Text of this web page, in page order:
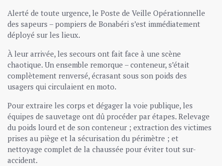
Alerté de toute urgence, le Poste de Veille Opérationnelle
des sapeurs – pompiers de Bonabéri s’est immédiatement
déployé sur les lieux.
À leur arrivée, les secours ont fait face à une scène
chaotique. Un ensemble remorque – conteneur, s’était
complètement renversé, écrasant sous son poids des
usagers qui circulaient en moto.
Pour extraire les corps et dégager la voie publique, les
équipes de sauvetage ont dû procéder par étapes. Relevage
du poids lourd et de son conteneur ; extraction des victimes
prises au piège et la sécurisation du périmètre ; et
nettoyage complet de la chaussée pour éviter tout sur-
accident.